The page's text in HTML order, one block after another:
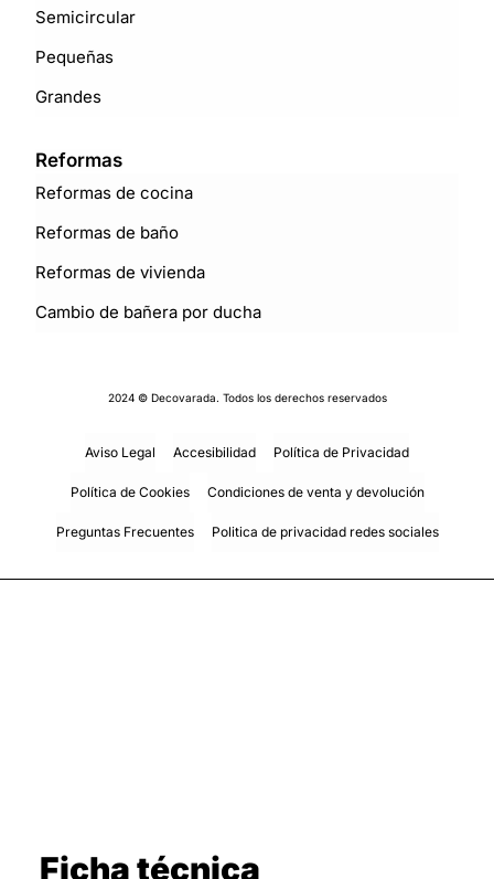
Semicircular
Pequeñas
Grandes
Reformas
Reformas de cocina
Reformas de baño
Reformas de vivienda
Cambio de bañera por ducha
Aviso Legal Accesibilidad Política de Privacidad
Política de Cookies Condiciones de venta y devolución
Preguntas Frecuentes Politica de privacidad redes sociales
2024 © Decovarada. Todos los derechos reservados
Ficha técnica